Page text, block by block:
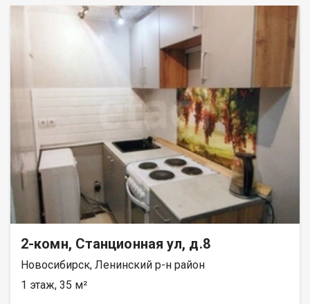
линолеум, новые радиаторы отопления. Чистый подъезд, во
дворе детская площадка. Развитая инфраструктура в
шаговой доступности: школа, детский сад, футбольный
стадион, магазины, остановка общественного транспорта
*Пермская*. До станции метро *Площадь Маркса* 5
остановок. Чистая продажа!1 взрослый собственник, более 5
лет в собственности, без обременений и занижений. Отличный
вариант как для собственного проживания, так и для сдачи в
аренду! Звоните, записывайтесь на просмотр! Возможен
обмен на вашу недвижимость. Возможна продажа в
рассрочку. При звонке, пожалуйста, сообщите номер
варианта - JV002054180178.
2-комн, Станционная ул, д.8
Новосибирск, Ленинский р-н район
1 этаж, 35 м²